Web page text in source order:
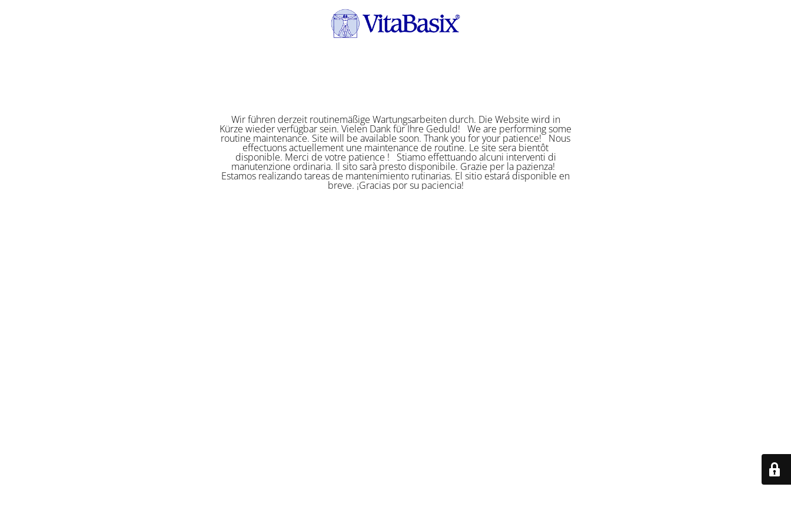
Wir führen derzeit routinemäßige Wartungsarbeiten durch. Die Website wird in
Kürze wieder verfügbar sein. Vielen Dank für Ihre Geduld! We are performing some
routine maintenance. Site will be available soon. Thank you for your patience! Nous
effectuons actuellement une maintenance de routine. Le site sera bientôt
disponible. Merci de votre patience ! Stiamo effettuando alcuni interventi di
manutenzione ordinaria. Il sito sarà presto disponibile. Grazie per la pazienza!
Estamos realizando tareas de mantenimiento rutinarias. El sitio estará disponible en
breve. ¡Gracias por su paciencia!